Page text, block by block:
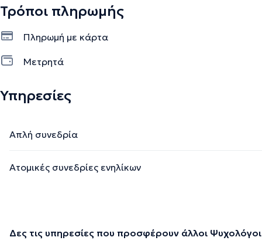
Τρόποι πληρωμής
Πληρωμή με κάρτα
Μετρητά
Υπηρεσίες
Απλή συνεδρία
Ατομικές συνεδρίες ενηλίκων
Δες τις υπηρεσίες που προσφέρουν άλλοι Ψυχολόγοι